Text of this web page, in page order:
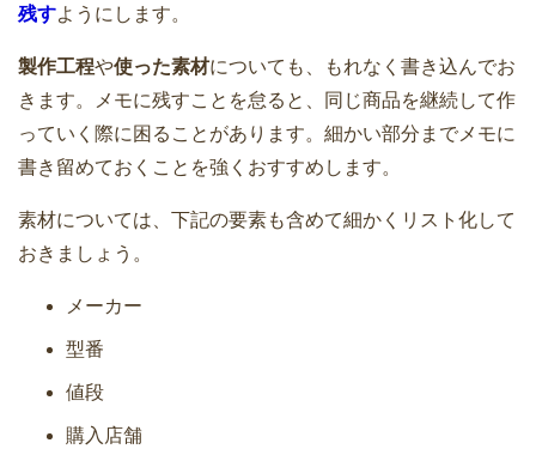
残すようにします。
製作工程や使った素材についても、もれなく書き込んでお
きます。メモに残すことを怠ると、同じ商品を継続して作
っていく際に困ることがあります。細かい部分までメモに
書き留めておくことを強くおすすめします。
素材については、下記の要素も含めて細かくリスト化して
おきましょう。
メーカー
型番
値段
購入店舗